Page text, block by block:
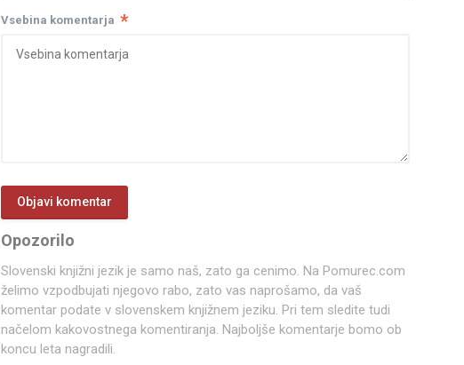
Vsebina komentarja *
Opozorilo
Slovenski knjižni jezik je samo naš, zato ga cenimo. Na Pomurec.com
želimo vzpodbujati njegovo rabo, zato vas naprošamo, da vaš
komentar podate v slovenskem knjižnem jeziku. Pri tem sledite tudi
načelom kakovostnega komentiranja. Najboljše komentarje bomo ob
koncu leta nagradili.